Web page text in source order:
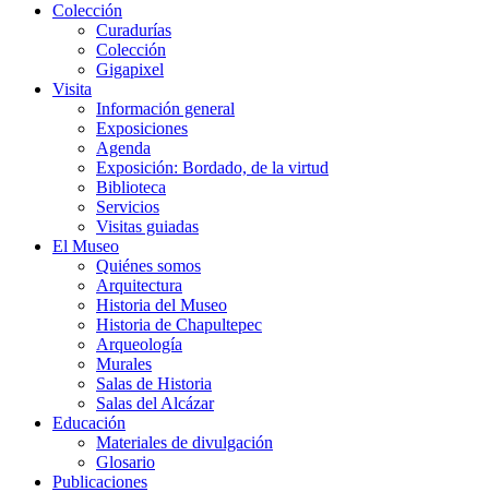
Colección
Curadurías
Colección
Gigapixel
Visita
Información general
Exposiciones
Agenda
Exposición: Bordado, de la virtud
Biblioteca
Servicios
Visitas guiadas
El Museo
Quiénes somos
Arquitectura
Historia del Museo
Historia de Chapultepec
Arqueología
Murales
Salas de Historia
Salas del Alcázar
Educación
Materiales de divulgación
Glosario
Publicaciones